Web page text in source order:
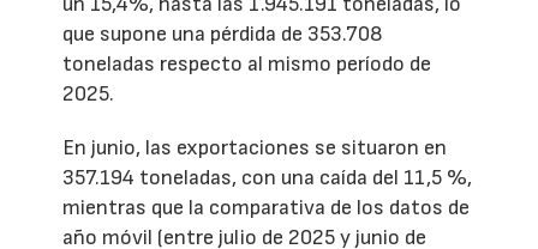
que supone una pérdida de 353.708
toneladas respecto al mismo período de
2025.
En junio, las exportaciones se situaron en
357.194 toneladas, con una caída del 11,5 %,
mientras que la comparativa de los datos de
año móvil (entre julio de 2025 y junio de